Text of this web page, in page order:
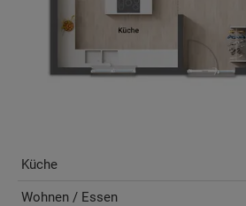
Küche
Wohnen / Essen